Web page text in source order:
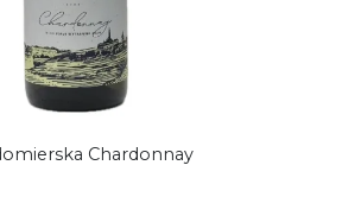
Chardonnay